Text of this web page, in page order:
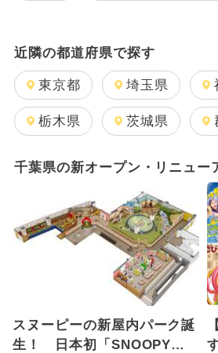
2024年のイベント
日帰り 雨の日OK
2025年11月のイベント
GW(ゴールデンウィーク)
2026年8月のイベント
2024年7月のイベント
2026年1月のイベント
2025年3月のイベント
近隣の都道府県で探す
東京都 埼玉県
栃木県 茨城県
千葉県の新オープン・リニュー
スヌーピーの新屋内パーク誕
生！ 日本初「SNOOPY